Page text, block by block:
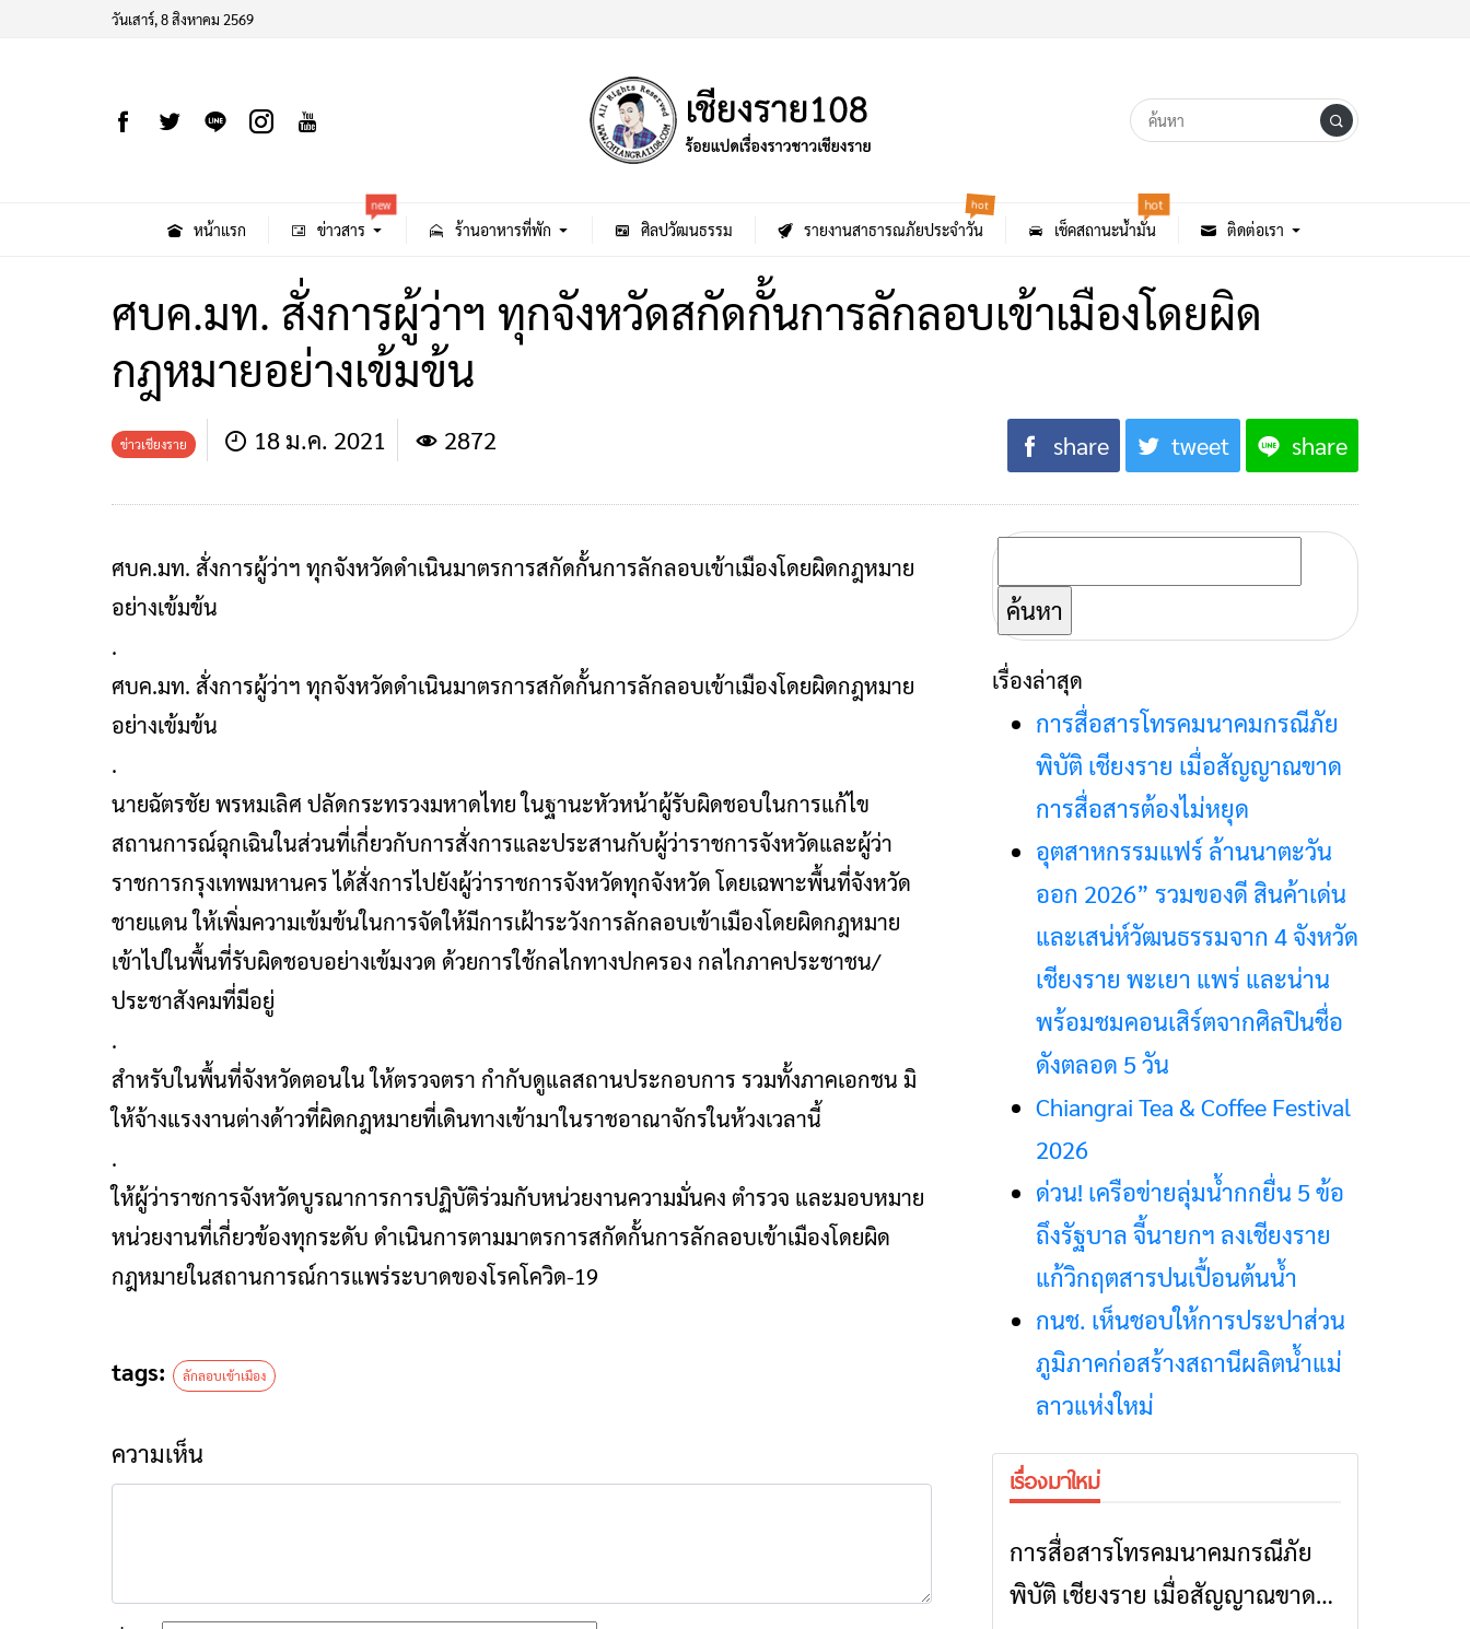
วันเสาร์, 8 สิงหาคม 2569
หน้าแรก ข่าวสาร
new
ร้านอาหารที่พัก ศิลปวัฒนธรรม รายงานสาธารณภัยประจำวัน
hot
เช็คสถานะน้ำมัน
hot
ติดต่อเรา
ศบค.มท. สั่งการผู้ว่าฯ ทุกจังหวัดสกัดกั้นการลักลอบเข้าเมืองโดยผิด
กฎหมายอย่างเข้มข้น
ข่าวเชียงราย 18 ม.ค. 2021 2872 share tweet share
ศบค.มท. สั่งการผู้ว่าฯ ทุกจังหวัดดำเนินมาตรการสกัดกั้นการลักลอบเข้าเมืองโดยผิดกฎหมาย
อย่างเข้มข้น
.
ศบค.มท. สั่งการผู้ว่าฯ ทุกจังหวัดดำเนินมาตรการสกัดกั้นการลักลอบเข้าเมืองโดยผิดกฎหมาย
อย่างเข้มข้น
.
นายฉัตรชัย พรหมเลิศ ปลัดกระทรวงมหาดไทย ในฐานะหัวหน้าผู้รับผิดชอบในการแก้ไข
สถานการณ์ฉุกเฉินในส่วนที่เกี่ยวกับการสั่งการและประสานกับผู้ว่าราชการจังหวัดและผู้ว่า
ราชการกรุงเทพมหานคร ได้สั่งการไปยังผู้ว่าราชการจังหวัดทุกจังหวัด โดยเฉพาะพื้นที่จังหวัด
ชายแดน ให้เพิ่มความเข้มข้นในการจัดให้มีการเฝ้าระวังการลักลอบเข้าเมืองโดยผิดกฎหมาย
เข้าไปในพื้นที่รับผิดชอบอย่างเข้มงวด ด้วยการใช้กลไกทางปกครอง กลไกภาคประชาชน/
ประชาสังคมที่มีอยู่
.
สำหรับในพื้นที่จังหวัดตอนใน ให้ตรวจตรา กำกับดูแลสถานประกอบการ รวมทั้งภาคเอกชน มิ
ให้จ้างแรงงานต่างด้าวที่ผิดกฎหมายที่เดินทางเข้ามาในราชอาณาจักรในห้วงเวลานี้
.
ให้ผู้ว่าราชการจังหวัดบูรณาการการปฏิบัติร่วมกับหน่วยงานความมั่นคง ตำรวจ และมอบหมาย
หน่วยงานที่เกี่ยวข้องทุกระดับ ดำเนินการตามมาตรการสกัดกั้นการลักลอบเข้าเมืองโดยผิด
กฎหมายในสถานการณ์การแพร่ระบาดของโรคโควิด-19
tags: ลักลอบเข้าเมือง
ความเห็น
ค้นหา
สำหรับ:
เรื่องล่าสุด
การสื่อสารโทรคมนาคมกรณีภัย
พิบัติ เชียงราย เมื่อสัญญาณขาด
การสื่อสารต้องไม่หยุด
อุตสาหกรรมแฟร์ ล้านนาตะวัน
ออก 2026” รวมของดี สินค้าเด่น
และเสน่ห์วัฒนธรรมจาก 4 จังหวัด
เชียงราย พะเยา แพร่ และน่าน
พร้อมชมคอนเสิร์ตจากศิลปินชื่อ
ดังตลอด 5 วัน
Chiangrai Tea & Coffee Festival
2026
ด่วน! เครือข่ายลุ่มน้ำกกยื่น 5 ข้อ
ถึงรัฐบาล จี้นายกฯ ลงเชียงราย
แก้วิกฤตสารปนเปื้อนต้นน้ำ
กนช. เห็นชอบให้การประปาส่วน
ภูมิภาคก่อสร้างสถานีผลิตน้ำแม่
ลาวแห่งใหม่
เรื่องมาใหม่
ข่าวเชียงราย
การสื่อสารโทรคมนาคมกรณีภัย
พิบัติ เชียงราย เมื่อสัญญาณขาด